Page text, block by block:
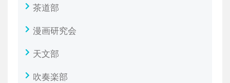
茶道部
漫画研究会
天文部
吹奏楽部